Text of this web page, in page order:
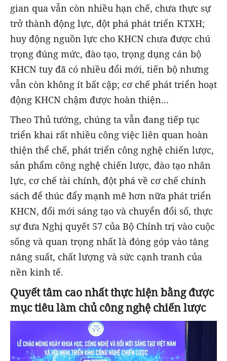
gian qua vẫn còn nhiều hạn chế, chưa thực sự
trở thành động lực, đột phá phát triển KTXH;
huy động nguồn lực cho KHCN chưa được chú
trọng đúng mức, đào tạo, trọng dụng cán bộ
KHCN tuy đã có nhiều đổi mới, tiến bộ nhưng
vẫn còn không ít bất cập; cơ chế phát triển hoạt
động KHCN chậm được hoàn thiện...
Theo Thủ tướng, chúng ta vẫn đang tiếp tục
triển khai rất nhiều công việc liên quan hoàn
thiện thể chế, phát triển công nghệ chiến lược,
sản phẩm công nghệ chiến lược, đào tạo nhân
lực, cơ chế tài chính, đột phá về cơ chế chính
sách để thúc đẩy mạnh mẽ hơn nữa phát triển
KHCN, đổi mới sáng tạo và chuyển đổi số, thực
sự đưa Nghị quyết 57 của Bộ Chính trị vào cuộc
sống và quan trọng nhất là đóng góp vào tăng
năng suất, chất lượng và sức cạnh tranh của
nền kinh tế.
Quyết tâm cao nhất thực hiện bằng được
mục tiêu làm chủ công nghệ chiến lược